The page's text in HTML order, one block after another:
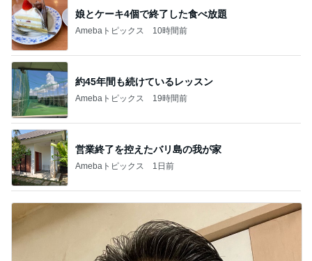
娘とケーキ4個で終了した食べ放題
Amebaトピックス 10時間前
約45年間も続けているレッスン
Amebaトピックス 19時間前
営業終了を控えたバリ島の我が家
Amebaトピックス 1日前